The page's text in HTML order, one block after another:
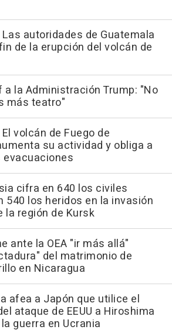
autoridades de Guatemala
de la erupción del volcán de
a la Administración Trump: "No
más teatro"
volcán de Fuego de
su actividad y obliga a
cifra en 640 los civiles
540 los heridos en la invasión
la región de Kursk
ante la OEA "ir más allá"
del matrimonio de
en Nicaragua
afea a Japón que utilice el
ataque de EEUU a Hiroshima
guerra en Ucrania